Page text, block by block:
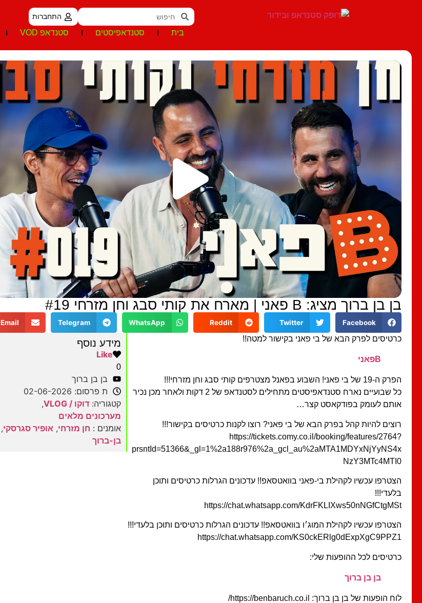
התחברות
בית סטנדאפיסטים סטנדאפ VOD
בן בן ברוך מציג: B פאני | מארח את קותי סבג וחן מזרחי #19
Facebook
Twitter
Reddit
WhatsApp
Telegram
Email
כרטיסים לפרק הבא של בי פאני בקישור למטה!!
Bפאני
הפרק ה-19 של בי פאני! השבוע בפאנל מצטרפים קותי סבג וחן מזרחי!!!
כל שבועיים נארח סטנדאפיסטים מתחילים לסטנדאפ של 2 דקות ולאחר מכן נכיר
אותם לעומק בפודקאסט קצר…
רוצים להיות קהל בפרק הבא של בי פאני? רוצו לקנות כרטיסים בקישור!!!
https://tickets.comy.co.il/booking/features/2764?
prsntId=51366&_gl=1%2a188r976%2a_gcl_au%2aMTA1MDYxNjYyNS4x
NzY3MTc4MTI0
הצטרפו עכשיו לקהילת בי-פאני בוואטסאפ!! עדכונים הגרלות כרטיסים ותוכן
בלעדי!!!
https://chat.whatsapp.com/KdrFKLIXws50nNGfCtgMSt
הצטרפו עכשיו לקהילת המוג׳ו בוואטסאפ!! עדכונים הגרלות כרטיסים ותוכן בלעדי!!!
https://chat.whatsapp.com/KS0ckERlg0dExpXgC9PPZ1
כרטיסים לכל ההופעות שלי:
בן בן ברוך
לוח הופעות של בן בן ברוך: https://benbaruch.co.il/
מידע נוסף
Like
0
בן בן ברוך
ת פרסום: 02-06-2026
קטגוריה: דוקו / VLOG
,
מערכונים מלאים
אומנים : חן מזרחי, אופיר סגרסקי,
בן-ברוך